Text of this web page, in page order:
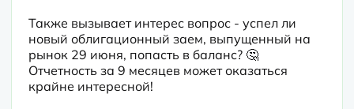
Также вызывает интерес вопрос - успел ли
новый облигационный заем, выпущенный на
рынок 29 июня, попасть в баланс? 🤔
Отчетность за 9 месяцев может оказаться
крайне интересной!